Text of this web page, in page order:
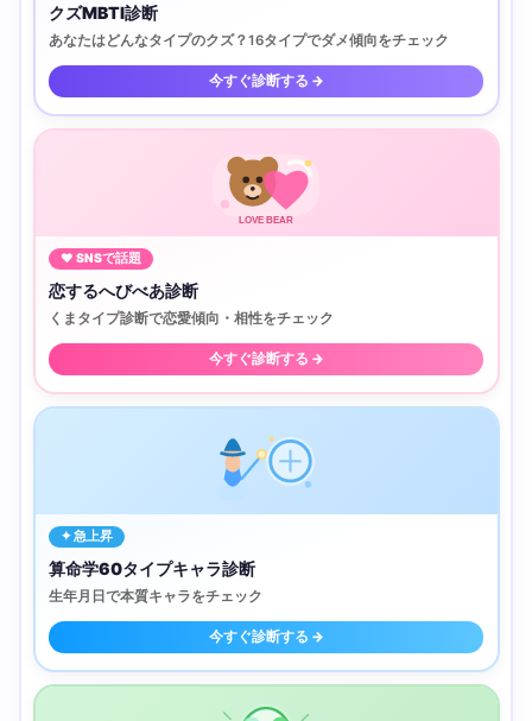
クズMBTI診断
あなたはどんなタイプのクズ？16タイプでダメ傾向をチェック
今すぐ診断する →
LOVE BEAR
♥ SNSで話題
恋するへびべあ診断
くまタイプ診断で恋愛傾向・相性をチェック
今すぐ診断する →
✦ 急上昇
算命学60タイプキャラ診断
生年月日で本質キャラをチェック
今すぐ診断する →